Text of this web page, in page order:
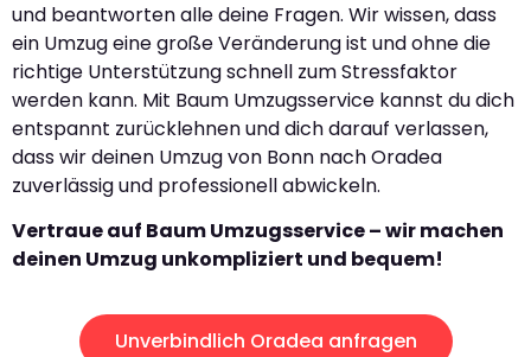
und beantworten alle deine Fragen. Wir wissen, dass
ein Umzug eine große Veränderung ist und ohne die
richtige Unterstützung schnell zum Stressfaktor
werden kann. Mit Baum Umzugsservice kannst du dich
entspannt zurücklehnen und dich darauf verlassen,
dass wir deinen Umzug von Bonn nach Oradea
zuverlässig und professionell abwickeln.
Vertraue auf Baum Umzugsservice – wir machen
deinen Umzug unkompliziert und bequem!
Unverbindlich Oradea anfragen